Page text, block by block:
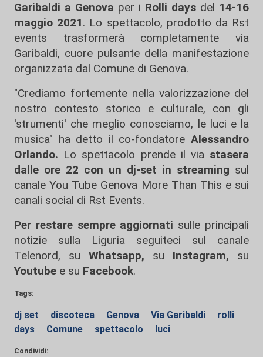
Garibaldi a Genova per i Rolli days del 14-16
maggio 2021. Lo spettacolo, prodotto da Rst
events trasformerà completamente via
Garibaldi, cuore pulsante della manifestazione
organizzata dal Comune di Genova.
"Crediamo fortemente nella valorizzazione del
nostro contesto storico e culturale, con gli
'strumenti' che meglio conosciamo, le luci e la
musica" ha detto il co-fondatore Alessandro
Orlando. Lo spettacolo prende il via stasera
dalle ore 22 con un dj-set in streaming sul
canale You Tube Genova More Than This e sui
canali social di Rst Events.
Per restare sempre aggiornati sulle principali
notizie sulla Liguria seguiteci sul canale
Telenord, su
Whatsapp, su Instagram, su
Youtube e su Facebook.
Tags:
dj set discoteca Genova Via Garibaldi
rolli
days
Comune spettacolo luci
Condividi: